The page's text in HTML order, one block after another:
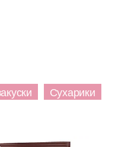
Сухарики